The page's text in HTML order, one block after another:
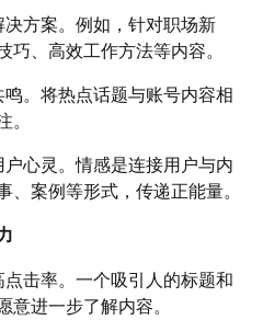
决方案。例如，针对职场新
巧、高效工作方法等内容。
鸣。将热点话题与账号内容相
户心灵。情感是连接用户与内
案例等形式，传递正能量。
点击率。一个吸引人的标题和
进一步了解内容。